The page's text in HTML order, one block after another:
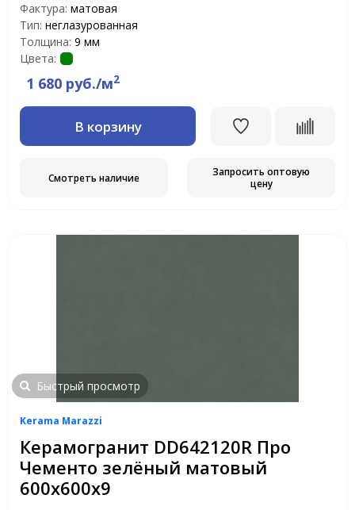
Фактура: матовая
Тип: неглазурованная
Толщина: 9 мм
Цвета:
1 680 руб./м2
В корзину
Смотреть наличие
Запросить оптовую
цену
Быстрый просмотр
Kerama Marazzi
Керамогранит DD642120R Про
Чементо зелёный матовый
600х600х9